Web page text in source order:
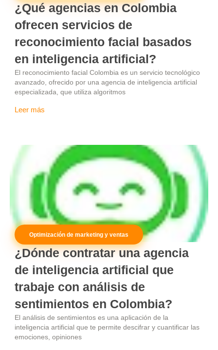
¿Qué agencias en Colombia
ofrecen servicios de
reconocimiento facial basados
en inteligencia artificial?
El reconocimiento facial Colombia es un servicio tecnológico
avanzado, ofrecido por una agencia de inteligencia artificial
especializada, que utiliza algoritmos
Leer más
Optimización de marketing y ventas
¿Dónde contratar una agencia
de inteligencia artificial que
trabaje con análisis de
sentimientos en Colombia?
El análisis de sentimientos es una aplicación de la
inteligencia artificial que te permite descifrar y cuantificar las
emociones, opiniones